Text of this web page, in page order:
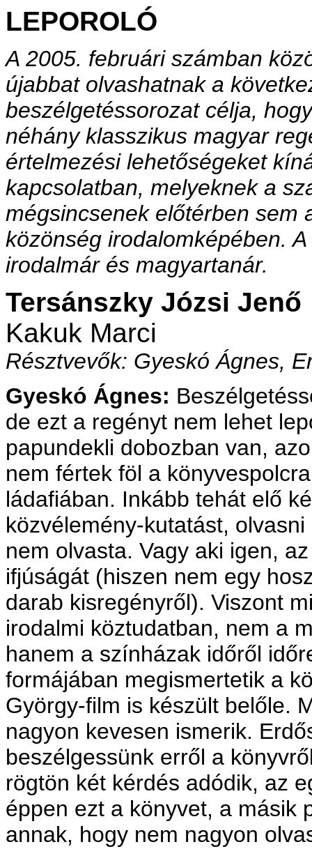
LEPOROLÓ
A 2005. februári számban
újabbat olvashatnak a
beszélgetéssorozat célja,
néhány klasszikus magyar
értelmezési lehetőségeket
kapcsolatban, melyeknek a
mégsincsenek előtérben sem
közönség irodalomképében.
irodalmár és magyartanár.
Tersánszky Józsi Jenő
Kakuk Marci
Résztvevők: Gyeskó Ágnes,
Gyeskó Ágnes:
de ezt a regényt nem lehet
papundekli dobozban van,
nem fértek föl a
ládafiában. Inkább tehát elő
közvélemény-kutatást,
nem olvasta. Vagy aki igen,
ifjúságát (hiszen nem egy
darab kisregényről). Viszont
irodalmi köztudatban, nem a
hanem a színházak időről
formájában megismertetik a
György-film is készült belőle.
nagyon kevesen ismerik.
beszélgessünk erről a
rögtön két kérdés adódik, az
éppen ezt a könyvet, a másik
annak, hogy nem nagyon